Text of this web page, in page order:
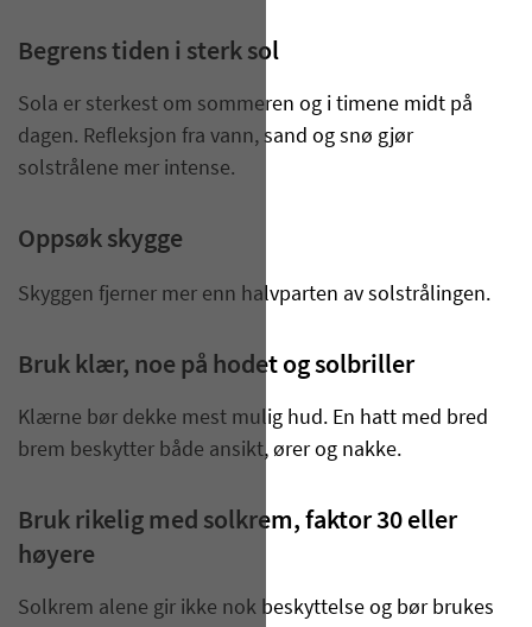
Begrens tiden i sterk sol
Sola er sterkest om sommeren og i timene midt på
dagen. Refleksjon fra vann, sand og snø gjør
solstrålene mer intense.
Oppsøk skygge
Skyggen fjerner mer enn halvparten av solstrålingen.
Bruk klær, noe på hodet og solbriller
Klærne bør dekke mest mulig hud. En hatt med bred
brem beskytter både ansikt, ører og nakke.
Bruk rikelig med solkrem, faktor 30 eller
høyere
Solkrem alene gir ikke nok beskyttelse og bør brukes